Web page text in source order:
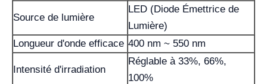
Source de lumière
LED (Diode Émettrice de
Lumière)
Longueur d'onde efficace 400 nm ~ 550 nm
Intensité d'irradiation
Réglable à 33%, 66%,
100%